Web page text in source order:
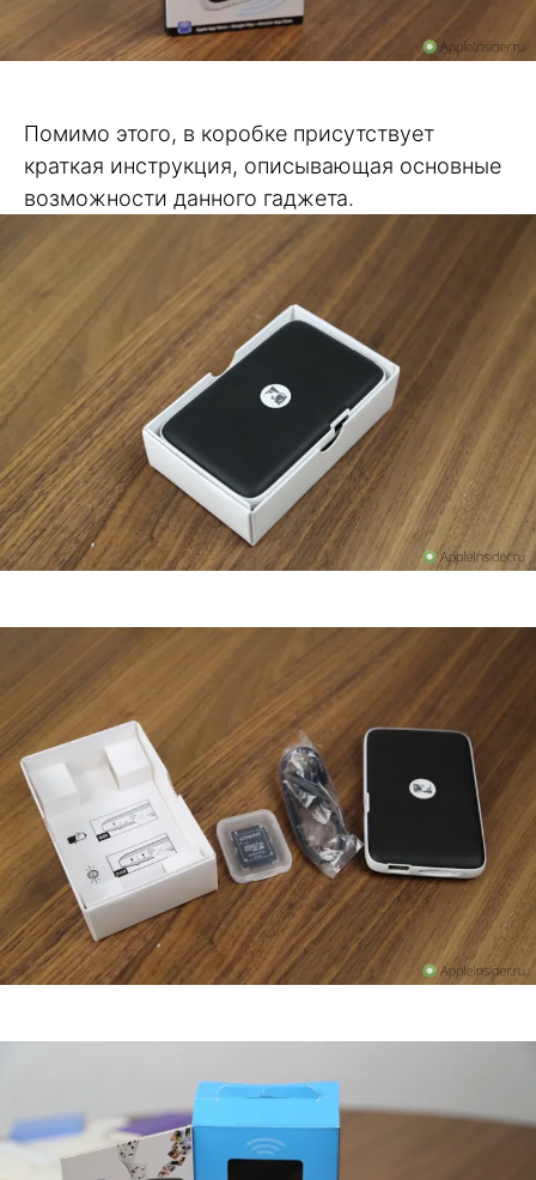
Помимо этого, в коробке присутствует
краткая инструкция, описывающая основные
возможности данного гаджета.